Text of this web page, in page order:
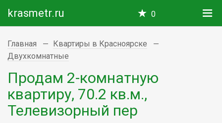
krasmetr.ru 0
Главная
Квартиры в Красноярске
Двухкомнатные
Продам 2-комнатную
квартиру, 70.2 кв.м.,
Телевизорный пер